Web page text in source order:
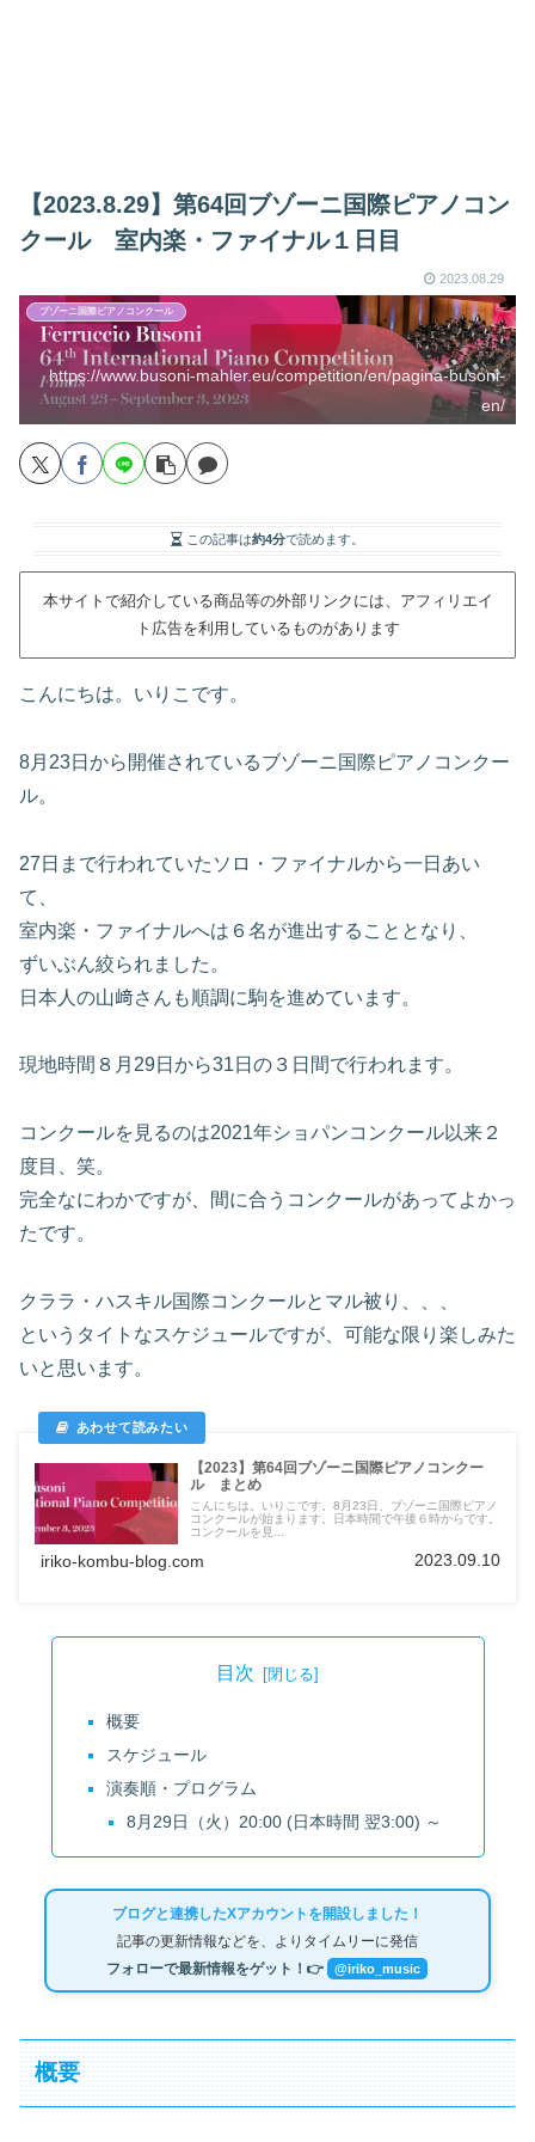
【2023.8.29】第64回ブゾーニ国際ピアノコン
クール 室内楽・ファイナル１日目
2023.08.29
ブゾーニ国際ピアノコンクール
https://www.busoni-mahler.eu/competition/en/pagina-busoni-
en/
この記事は約4分で読めます。
本サイトで紹介している商品等の外部リンクには、アフィリエイ
ト広告を利用しているものがあります
こんにちは。いりこです。
8月23日から開催されているブゾーニ国際ピアノコンクー
ル。
27日まで行われていたソロ・ファイナルから一日あい
て、
室内楽・ファイナルへは６名が進出することとなり、
ずいぶん絞られました。
日本人の山﨑さんも順調に駒を進めています。
現地時間８月29日から31日の３日間で行われます。
コンクールを見るのは2021年ショパンコンクール以来２
度目、笑。
完全なにわかですが、間に合うコンクールがあってよかっ
たです。
クララ・ハスキル国際コンクールとマル被り、、、
というタイトなスケジュールですが、可能な限り楽しみた
いと思います。
【2023】第64回ブゾーニ国際ピアノコンクー
ル まとめ
こんにちは。いりこです。8月23日、ブゾーニ国際ピアノ
コンクールが始まります。日本時間で午後６時からです。
コンクールを見...
iriko-kombu-blog.com 2023.09.10
目次
概要
スケジュール
演奏順・プログラム
8月29日（火）20:00 (日本時間 翌3:00) ～
ブログと連携したXアカウントを開設しました！
記事の更新情報などを、よりタイムリーに発信
フォローで最新情報をゲット！👉
@iriko_music
概要